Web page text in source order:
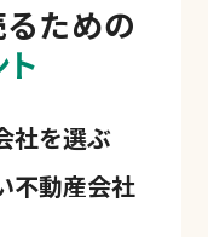
るための
社を選ぶ
不動産会社